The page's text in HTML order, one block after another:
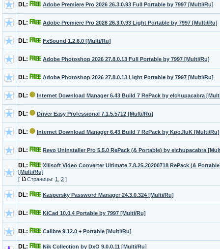
DL: Adobe Premiere Pro 2026 26.3.0.93 Full Portable by 7997 [Multi/Ru]
DL: Adobe Premiere Pro 2026 26.3.0.93 Light Portable by 7997 [Multi/Ru]
DL: FxSound 1.2.6.0 [Multi/Ru]
DL: Adobe Photoshop 2026 27.8.0.13 Full Portable by 7997 [Multi/Ru]
DL: Adobe Photoshop 2026 27.8.0.13 Light Portable by 7997 [Multi/Ru]
DL: Internet Download Manager 6.43 Build 7 RePack by elchupacabra
DL: Driver Easy Professional 7.1.5.5712 [Multi/Ru]
DL: Internet Download Manager 6.43 Build 7 RePack by KpoJIuK [Multi/Ru]
DL: Revo Uninstaller Pro 5.5.0 RePack (& Portable) by elchupacabra
DL:
Xilisoft Video Converter Ultimate 7.8.25.20200718 RePack (&
[Multi/Ru]
[
Страницы: 1 2 ]
DL: Kaspersky Password Manager 24.3.0.324 [Multi/Ru]
DL: KiCad 10.0.4 Portable by 7997 [Multi/Ru]
DL: Calibre 9.12.0 + Portable [Multi/Ru]
DL:
Nik Collection by DxO 9.0.0.11 [Multi/Ru]